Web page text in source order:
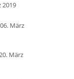
2019
März
März